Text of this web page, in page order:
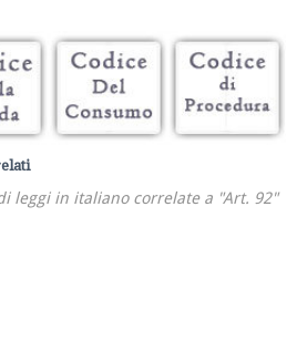
leggi in italiano correlate a "Art. 92"